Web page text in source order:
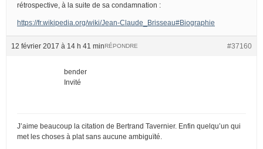
rétrospective, à la suite de sa condamnation :
https://fr.wikipedia.org/wiki/Jean-Claude_Brisseau#Biographie
12 février 2017 à 14 h 41 min #37160
RÉPONDRE
bender
Invité
J’aime beaucoup la citation de Bertrand Tavernier. Enfin quelqu’un qui
met les choses à plat sans aucune ambiguïté.